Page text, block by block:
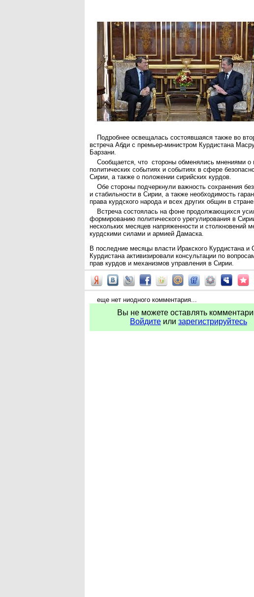
Подробнее освещалась состоявшаяся также во
встреча Абди с премьер-министром Курдистана
Барзани.
Сообщается, что стороны обменялись мнениями о
политических событиях и событиях в сфере
Сирии, а также о положении сирийских курдов.
Обе стороны подчеркнули важность сохранения
и стабильности в Сирии, а также необходимость
права курдского народа и всех других общин в
Встреча состоялась на фоне продолжающихся
формированию политического урегулирования в
нескольких месяцев напряженности и столкновений
курдскими силами и армией Дамаска.
В последние месяцы власти Иракского Курдистана и
Курдистана активизировали консультации по
прав курдов и механизмов управления в Сирии.
еще нет ниодного комментария...
Вы не можете оставлять
Войдите или зарегистрируйтесь